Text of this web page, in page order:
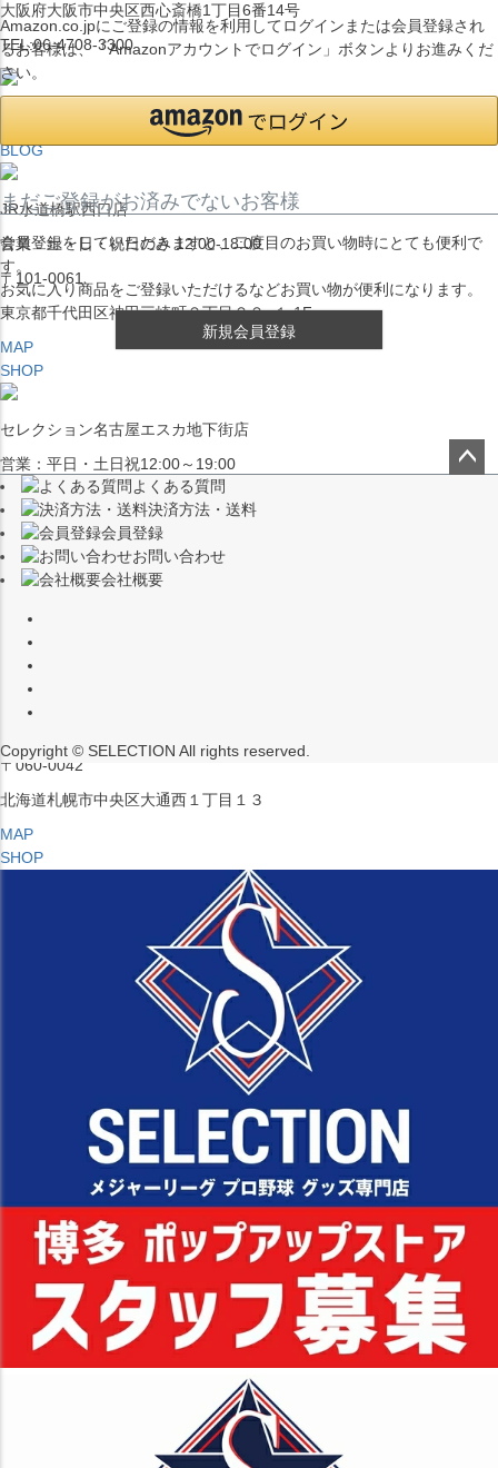
大阪府大阪市中央区西心斎橋1丁目6番14号
TEL:06-4708-3300
MAP
BLOG
JR水道橋駅西口店
営業：土・日・祝日のみ 12:00-18:00
〒101-0061
東京都千代田区神田三崎町２丁目２２−１ 1F
MAP
SHOP
セレクション名古屋エスカ地下街店
営業：平日・土日祝12:00～19:00
（※15:00～16:00はメンテナンスのためクローズ）
〒453-0015
愛知県名古屋市中村区椿町６−９先
MAP
SHOP
セレクション ポップアップストア 札幌 ル・トロワ店
営業：平日・土日祝12:00～19:00
〒060-0042
北海道札幌市中央区大通西１丁目１３
MAP
SHOP
Amazon.co.jpにご登録の情報を利用してログインまたは会員登録され
るお客様は、「Amazonアカウントでログイン」ボタンよりお進みくだ
さい。
まだご登録がお済みでないお客様
会員登録をしていただきますと、二度目のお買い物時にとても便利で
す。
お気に入り商品をご登録いただけるなどお買い物が便利になります。
新規会員登録
よくある質問
決済方法・送料
会員登録
お問い合わせ
会社概要
Copyright © SELECTION All rights reserved.